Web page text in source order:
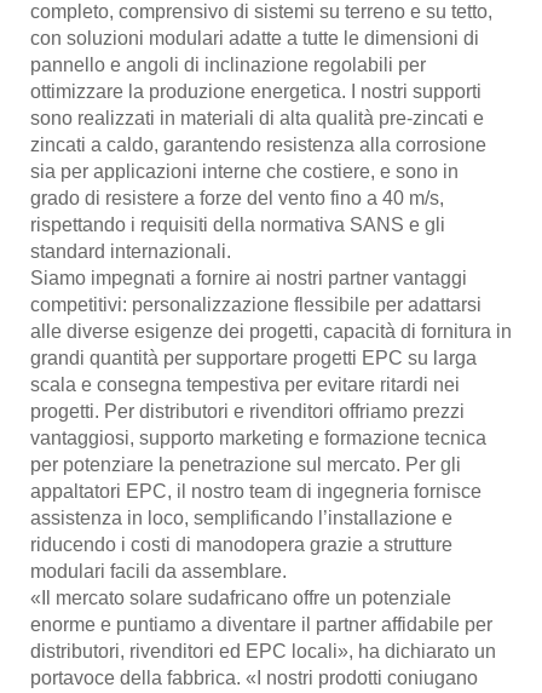
completo, comprensivo di sistemi su terreno e su tetto,
con soluzioni modulari adatte a tutte le dimensioni di
pannello e angoli di inclinazione regolabili per
ottimizzare la produzione energetica. I nostri supporti
sono realizzati in materiali di alta qualità pre-zincati e
zincati a caldo, garantendo resistenza alla corrosione
sia per applicazioni interne che costiere, e sono in
grado di resistere a forze del vento fino a 40 m/s,
rispettando i requisiti della normativa SANS e gli
standard internazionali.
Siamo impegnati a fornire ai nostri partner vantaggi
competitivi: personalizzazione flessibile per adattarsi
alle diverse esigenze dei progetti, capacità di fornitura in
grandi quantità per supportare progetti EPC su larga
scala e consegna tempestiva per evitare ritardi nei
progetti. Per distributori e rivenditori offriamo prezzi
vantaggiosi, supporto marketing e formazione tecnica
per potenziare la penetrazione sul mercato. Per gli
appaltatori EPC, il nostro team di ingegneria fornisce
assistenza in loco, semplificando l’installazione e
riducendo i costi di manodopera grazie a strutture
modulari facili da assemblare.
«Il mercato solare sudafricano offre un potenziale
enorme e puntiamo a diventare il partner affidabile per
distributori, rivenditori ed EPC locali», ha dichiarato un
portavoce della fabbrica. «I nostri prodotti coniugano